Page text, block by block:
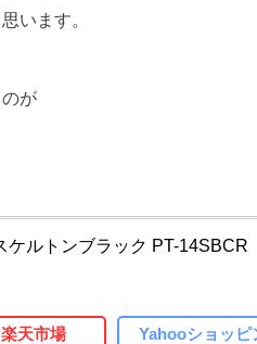
います。
が
ケルトンブラック PT-14SBCR
楽天市場 Yahooショッピ